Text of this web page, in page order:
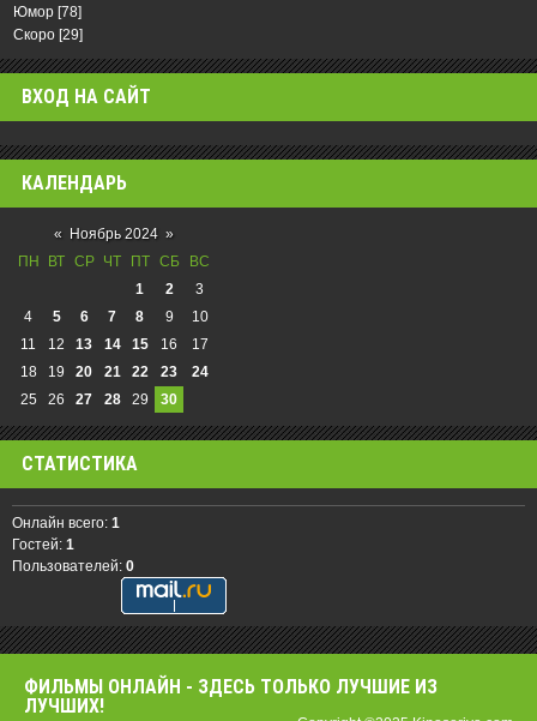
Юмор [78]
Скоро [29]
ВХОД НА САЙТ
КАЛЕНДАРЬ
« Ноябрь 2024 »
ПН
ВТ СР ЧТ ПТ СБ
ВС
1
2
3
4
5 6 7 8 9
10
11
12 13 14 15 16
17
18
19 20 21 22 23
24
25
26 27 28 29 30
СТАТИСТИКА
Онлайн всего: 1
Гостей: 1
Пользователей: 0
ФИЛЬМЫ OНЛАЙН - ЗДЕСЬ ТОЛЬКО ЛУЧШИЕ ИЗ
ЛУЧШИХ!